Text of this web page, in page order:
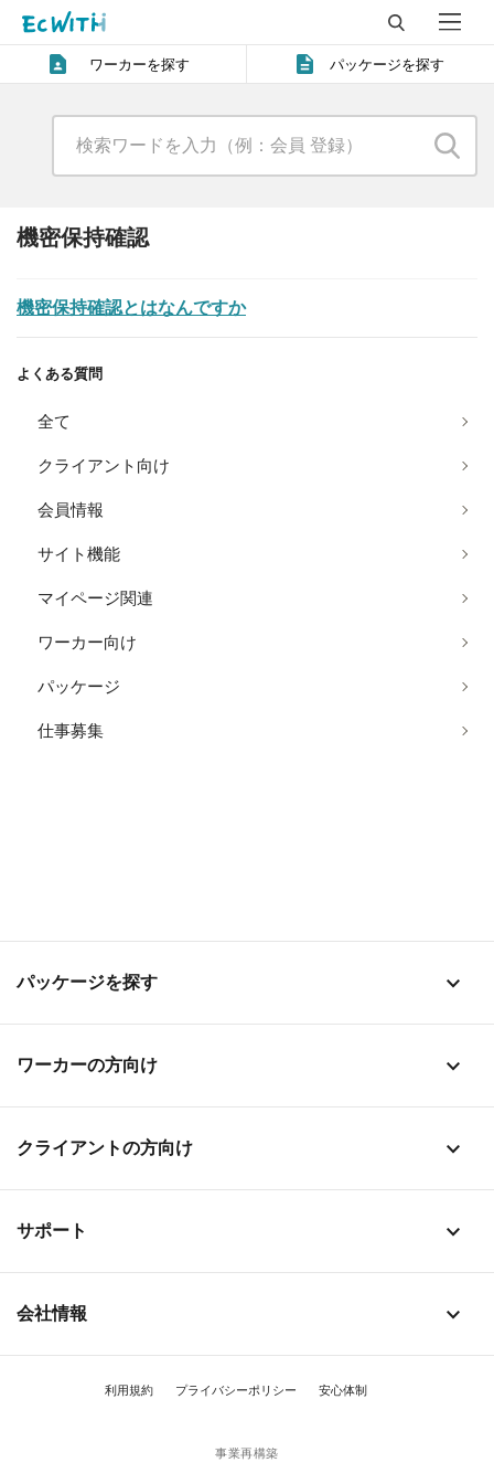
ワーカーを探す パッケージを探す
よくある質問
全て
クライアント向け
会員情報
サイト機能
マイページ関連
ワーカー向け
パッケージ
仕事募集
機密保持確認
機密保持確認とはなんですか
パッケージを探す stat_1
ワーカーの方向け stat_1
クライアントの方向け stat_1
サポート stat_1
会社情報 stat_1
事業再構築
利用規約 プライバシーポリシー 安心体制